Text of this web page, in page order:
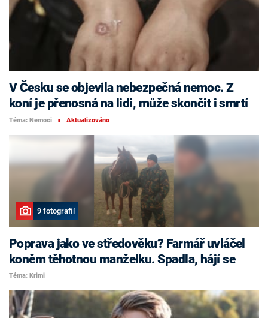
V Česku se objevila nebezpečná nemoc. Z
koní je přenosná na lidi, může skončit i smrtí
Téma: Nemoci ■ Aktualizováno
9 fotografií
Poprava jako ve středověku? Farmář uvláčel
koněm těhotnou manželku. Spadla, hájí se
Téma: Krimi